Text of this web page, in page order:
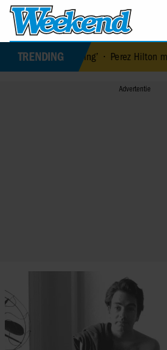
TRENDING
• Perez Hilton moet onder het